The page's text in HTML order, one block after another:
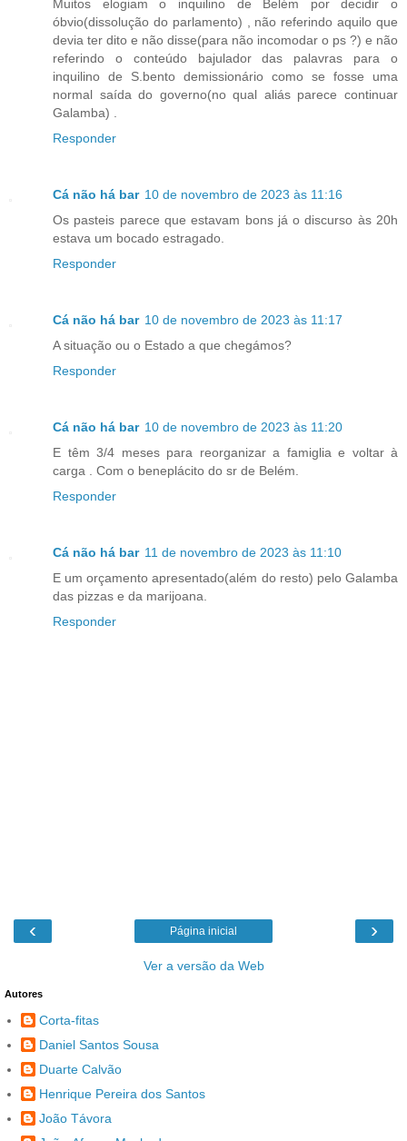
Muitos elogiam o inquilino de Belém por decidir o
óbvio(dissolução do parlamento) , não referindo aquilo que
devia ter dito e não disse(para não incomodar o ps ?) e não
referindo o conteúdo bajulador das palavras para o
inquilino de S.bento demissionário como se fosse uma
normal saída do governo(no qual aliás parece continuar
Galamba) .
Responder
Cá não há bar 10 de novembro de 2023 às 11:16
Os pasteis parece que estavam bons já o discurso às 20h
estava um bocado estragado.
Responder
Cá não há bar 10 de novembro de 2023 às 11:17
A situação ou o Estado a que chegámos?
Responder
Cá não há bar 10 de novembro de 2023 às 11:20
E têm 3/4 meses para reorganizar a famiglia e voltar à
carga . Com o beneplácito do sr de Belém.
Responder
Cá não há bar 11 de novembro de 2023 às 11:10
E um orçamento apresentado(além do resto) pelo Galamba
das pizzas e da marijoana.
Responder
‹ ›
Página inicial
Ver a versão da Web
Autores
Corta-fitas
Daniel Santos Sousa
Duarte Calvão
Henrique Pereira dos Santos
João Távora